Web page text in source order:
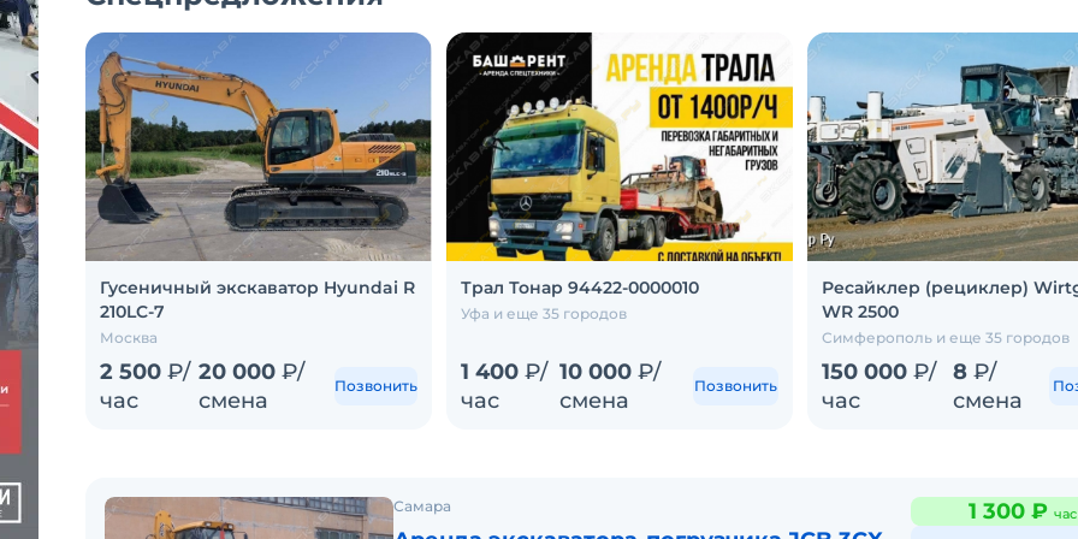
Гусеничный экскаватор Hyundai R
210LC-7
Москва
2 500 ₽/
час
20 000₽/
смена
Позвонить
Трал Тонар 94422-0000010
Уфа и еще 35 городов
1 400 ₽/
час
10 000 ₽/
смена
Позвонить
Ресайклер (рециклер)
WR 2500
Симферополь и еще 35 городов
150 000 ₽/
час
8 ₽/
смена
Самара 1 300 ₽ час